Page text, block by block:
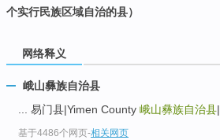
个实行民族区域自治的县）
网络释义
峨山彝族自治县
... 易门县|Yimen County 峨山彝族自治县|
基于4486个网页-相关网页